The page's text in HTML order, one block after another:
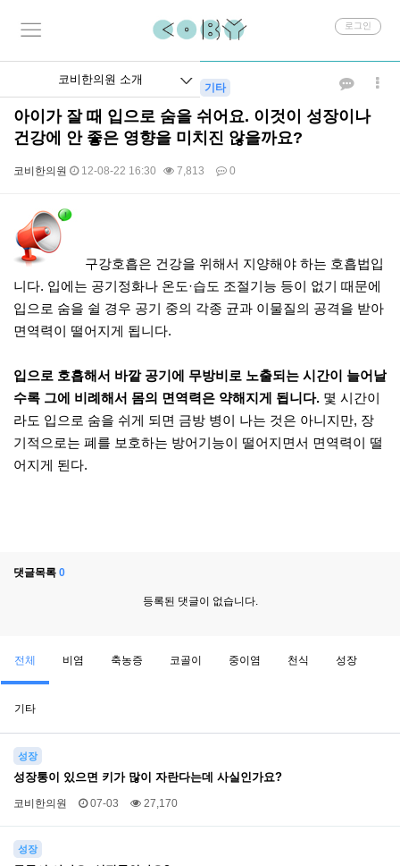
회
인
로그인
코비한의원 소개
기타
아이가 잘 때 입으로 숨을 쉬어요. 이것이 성장이나
건강에 안 좋은 영향을 미치진 않을까요?
코비한의원 12-08-22 16:30 7,813 0
본문
구강호흡은 건강을 위해서 지양해야 하는 호흡법입
니다. 입에는 공기정화나 온도·습도 조절기능 등이 없기 때문에
입으로 숨을 쉴 경우 공기 중의 각종 균과 이물질의 공격을 받아
면역력이 떨어지게 됩니다.
입으로 호흡해서 바깥 공기에 무방비로 노출되는 시간이 늘어날
수록 그에 비례해서 몸의 면역력은 약해지게 됩니다. 몇 시간이
라도 입으로 숨을 쉬게 되면 금방 병이 나는 것은 아니지만, 장
기적으로는 폐를 보호하는 방어기능이 떨어지면서 면역력이 떨
어지게 된다.
댓글목록 0
등록된 댓글이 없습니다.
전체 비염 축농증 코골이 중이염 천식 성장
기타
성장
성장통이 있으면 키가 많이 자란다는데 사실인가요?
코비한의원 07-03 27,170
성장